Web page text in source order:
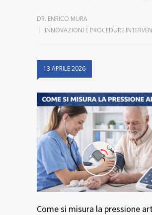
DR. ENRICO MURA
INNOVAZIONI E PROCEDURE
13 APRILE 2026
Come si misura la pressione